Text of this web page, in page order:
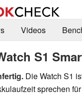
Videos
S1
Die Watch S1
sprechen